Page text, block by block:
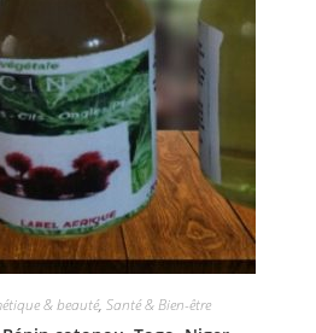
& beauté, Santé & Bien-être